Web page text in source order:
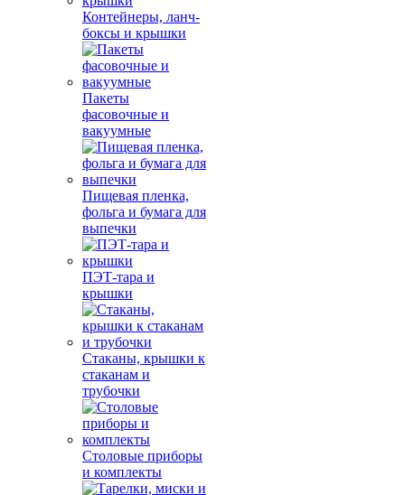
Контейнеры, ланч-
боксы и крышки
Пакеты
фасовочные и
вакуумные
Пищевая пленка,
фольга и бумага для
выпечки
ПЭТ-тара и
крышки
Стаканы, крышки к
стаканам и
трубочки
Столовые приборы
и комплекты